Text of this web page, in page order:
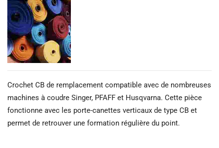
Crochet CB de remplacement compatible avec de nombreuses
machines à coudre Singer, PFAFF et Husqvarna. Cette pièce
fonctionne avec les porte-canettes verticaux de type CB et
permet de retrouver une formation régulière du point.